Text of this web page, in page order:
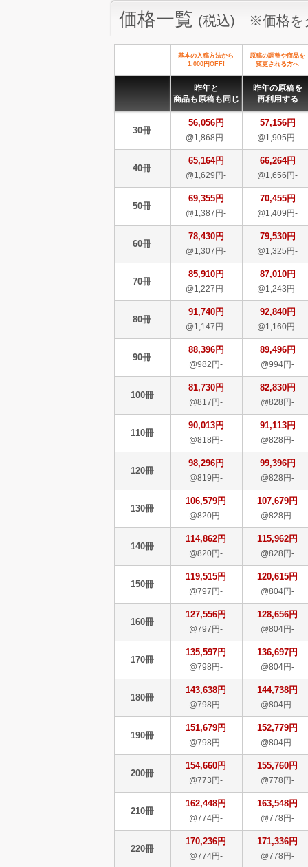
価格一覧 (税込) ※価格を
基本の入稿方法から
1,000円OFF!
原稿の調整や商品を
変更される方へ
昨年と
商品も原稿も同じ
昨年の原稿を
再利用する
30冊
56,056円
@1,868円-
57,156円
@1,905円-
40冊
65,164円
@1,629円-
66,264円
@1,656円-
50冊
69,355円
@1,387円-
70,455円
@1,409円-
60冊
78,430円
@1,307円-
79,530円
@1,325円-
70冊
85,910円
@1,227円-
87,010円
@1,243円-
80冊
91,740円
@1,147円-
92,840円
@1,160円-
90冊
88,396円
@982円-
89,496円
@994円-
100冊
81,730円
@817円-
82,830円
@828円-
110冊
90,013円
@818円-
91,113円
@828円-
120冊
98,296円
@819円-
99,396円
@828円-
130冊
106,579円
@820円-
107,679円
@828円-
140冊
114,862円
@820円-
115,962円
@828円-
150冊
119,515円
@797円-
120,615円
@804円-
160冊
127,556円
@797円-
128,656円
@804円-
170冊
135,597円
@798円-
136,697円
@804円-
180冊
143,638円
@798円-
144,738円
@804円-
190冊
151,679円
@798円-
152,779円
@804円-
200冊
154,660円
@773円-
155,760円
@778円-
210冊
162,448円
@774円-
163,548円
@778円-
220冊
170,236円
@774円-
171,336円
@778円-